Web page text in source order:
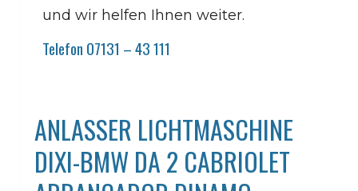
und wir helfen Ihnen weiter.
Telefon 07131 – 43 111
ANLASSER LICHTMASCHINE
DIXI-BMW DA 2 CABRIOLET